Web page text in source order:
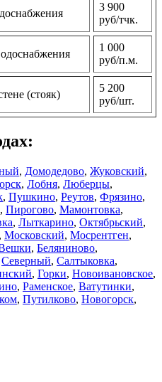
3 900
руб/тчк.
1 000
руб/п.м.
(стояк)
5 200
руб/шт.
, Домодедово, Жуковский,
, Лобня, Люберцы,
, Пушкино, Реутов, Фрязино,
, Пирогово, Мамонтовка,
, Лыткарино, Октябрьский,
, Московский, Мосрентген,
, Беляниново,
Северный, Салтыковка,
, Горки, Новоивановское,
, Раменское, Ватутинки,
, Путилково, Новогорск,